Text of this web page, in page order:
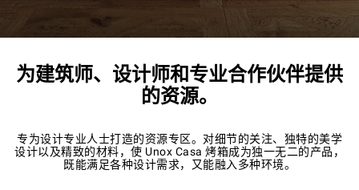
为建筑师、设计师和专业合作伙伴提供
的资源。
专为设计专业人士打造的资源专区。对细节的关注、独特的美学
设计以及精致的材料，使 Unox Casa 烤箱成为独一无二的产品，
既能满足各种设计需求，又能融入多种环境。